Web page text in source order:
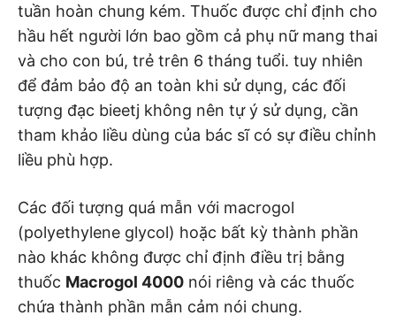
tuần hoàn chung kém. Thuốc được chỉ định cho
hầu hết người lớn bao gồm cả phụ nữ mang thai
và cho con bú, trẻ trên 6 tháng tuổi. tuy nhiên
để đảm bảo độ an toàn khi sử dụng, các đối
tượng đạc bieetj không nên tự ý sử dụng, cần
tham khảo liều dùng của bác sĩ có sự điều chỉnh
liều phù hợp.
Các đối tượng quá mẫn với macrogol
(polyethylene glycol) hoặc bất kỳ thành phần
nào khác không được chỉ định điều trị bằng
thuốc Macrogol 4000 nói riêng và các thuốc
chứa thành phần mẫn cảm nói chung.